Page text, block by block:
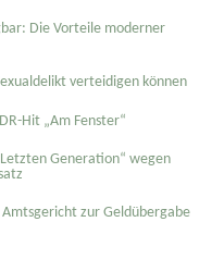
Die Vorteile moderner
verteidigen können
Hit „Am Fenster“
Generation“ wegen
zur Geldübergabe